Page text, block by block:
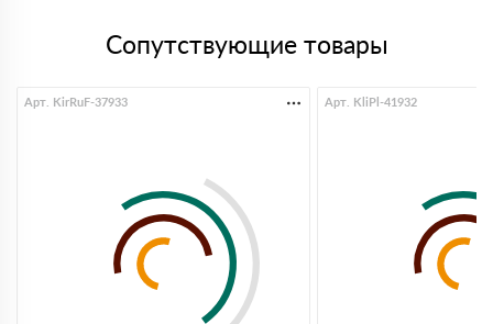
Сопутствующие товары
Арт. KirRuF-37933 Арт. KliPl-41932